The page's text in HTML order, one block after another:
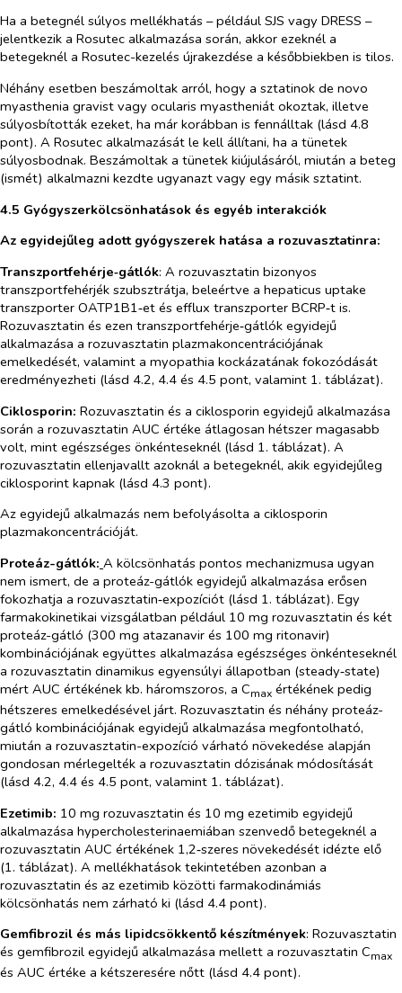
Ha a betegnél súlyos mellékhatás – például SJS vagy DRESS –
jelentkezik a Rosutec alkalmazása során, akkor ezeknél a
betegeknél a Rosutec-kezelés újrakezdése a későbbiekben is tilos.
Néhány esetben beszámoltak arról, hogy a sztatinok de novo
myasthenia gravist vagy ocularis myastheniát okoztak, illetve
súlyosbították ezeket, ha már korábban is fennálltak (lásd 4.8
pont). A Rosutec alkalmazását le kell állítani, ha a tünetek
súlyosbodnak. Beszámoltak a tünetek kiújulásáról, miután a beteg
(ismét) alkalmazni kezdte ugyanazt vagy egy másik sztatint.
4.5 Gyógyszerkölcsönhatások és egyéb interakciók
Az egyidejűleg adott gyógyszerek hatása a rozuvasztatinra:
Transzportfehérje‑gátlók: A rozuvasztatin bizonyos
transzportfehérjék szubsztrátja, beleértve a hepaticus uptake
transzporter OATP1B1‑et és efflux transzporter BCRP‑t is.
Rozuvasztatin és ezen transzportfehérje‑gátlók egyidejű
alkalmazása a rozuvasztatin plazmakoncentrációjának
emelkedését, valamint a myopathia kockázatának fokozódását
eredményezheti (lásd 4.2, 4.4 és 4.5 pont, valamint 1. táblázat).
Ciklosporin: Rozuvasztatin és a ciklosporin egyidejű alkalmazása
során a rozuvasztatin AUC értéke átlagosan hétszer magasabb
volt, mint egészséges önkénteseknél (lásd 1. táblázat). A
rozuvasztatin ellenjavallt azoknál a betegeknél, akik egyidejűleg
ciklosporint kapnak (lásd 4.3 pont).
Az egyidejű alkalmazás nem befolyásolta a ciklosporin
plazmakoncentrációját.
Proteáz-gátlók: A kölcsönhatás pontos mechanizmusa ugyan
nem ismert, de a proteáz-gátlók egyidejű alkalmazása erősen
fokozhatja a rozuvasztatin‑expozíciót (lásd 1. táblázat). Egy
farmakokinetikai vizsgálatban például 10 mg rozuvasztatin és két
proteáz-gátló (300 mg atazanavir és 100 mg ritonavir)
kombinációjának együttes alkalmazása egészséges önkénteseknél
a rozuvasztatin dinamikus egyensúlyi állapotban (steady‑state)
mért AUC értékének kb. háromszoros, a Cmax értékének pedig
hétszeres emelkedésével járt. Rozuvasztatin és néhány proteáz-
gátló kombinációjának egyidejű alkalmazása megfontolható,
miután a rozuvasztatin-expozíció várható növekedése alapján
gondosan mérlegelték a rozuvasztatin dózisának módosítását
(lásd 4.2, 4.4 és 4.5 pont, valamint 1. táblázat).
Ezetimib: 10 mg rozuvasztatin és 10 mg ezetimib egyidejű
alkalmazása hypercholesterinaemiában szenvedő betegeknél a
rozuvasztatin AUC értékének 1,2‑szeres növekedését idézte elő
(1. táblázat). A mellékhatások tekintetében azonban a
rozuvasztatin és az ezetimib közötti farmakodinámiás
kölcsönhatás nem zárható ki (lásd 4.4 pont).
Gemfibrozil és más lipidcsökkentő készítmények: Rozuvasztatin
és gemfibrozil egyidejű alkalmazása mellett a rozuvasztatin Cmax
és AUC értéke a kétszeresére nőtt (lásd 4.4 pont).